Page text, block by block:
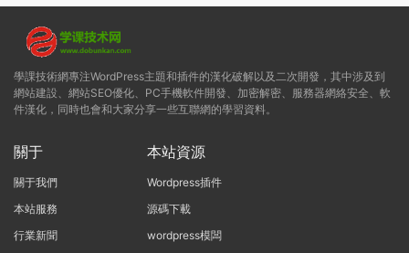
學課技術網專注WordPress主題和插件的漢化破解以及二次開發，其中涉及到
網站建設、網站SEO優化、PC手機軟件開發、加密解密、服務器網絡安全、軟
件漢化，同時也會和大家分享一些互聯網的學習資料。
關于
關于我們
本站服務
行業新聞
本站資源
Wordpress插件
源碼下載
wordpress模闆